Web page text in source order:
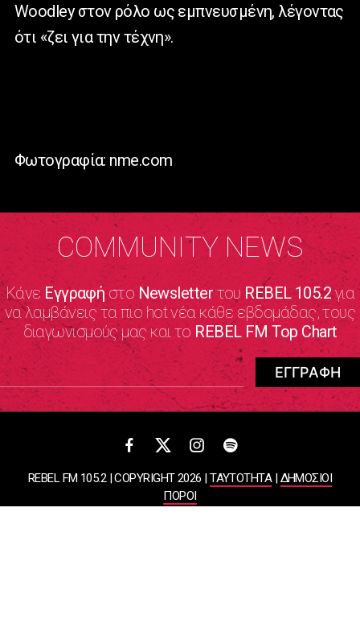
Woodleyστον ρόλο ως εμπνευσμένη, λέγοντας
ότι «ζει για την τέχνη».
Φωτογραφία: nme.com
COMMUNITY NEWS
Κάνε Εγγραφήστο NewsletterτουREBEL 105.2για
να λαμβάνεις τα πιο hot νέα κάθε εβδομάδας, τους
διαγωνισμούς μας και το REBEL FM Top Chart
REBEL FM 105.2 | COPYRIGHT 2026 |ΤΑΥΤΟΤΗΤΑ|ΔΗΜΟΣΙΟΙ
ΠΟΡΟΙ